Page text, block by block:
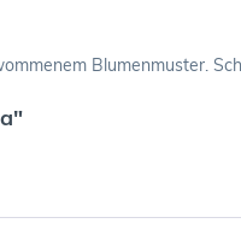
Blumenmuster.